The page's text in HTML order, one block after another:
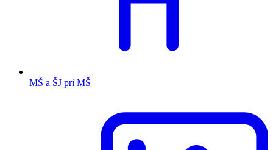
MŠ a ŠJ pri MŠ